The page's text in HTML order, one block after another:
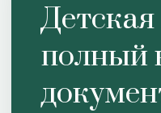
полный